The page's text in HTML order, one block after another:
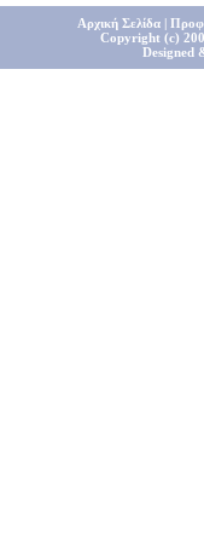
Αρχική Σελίδα|
Copyright (c)
Designed